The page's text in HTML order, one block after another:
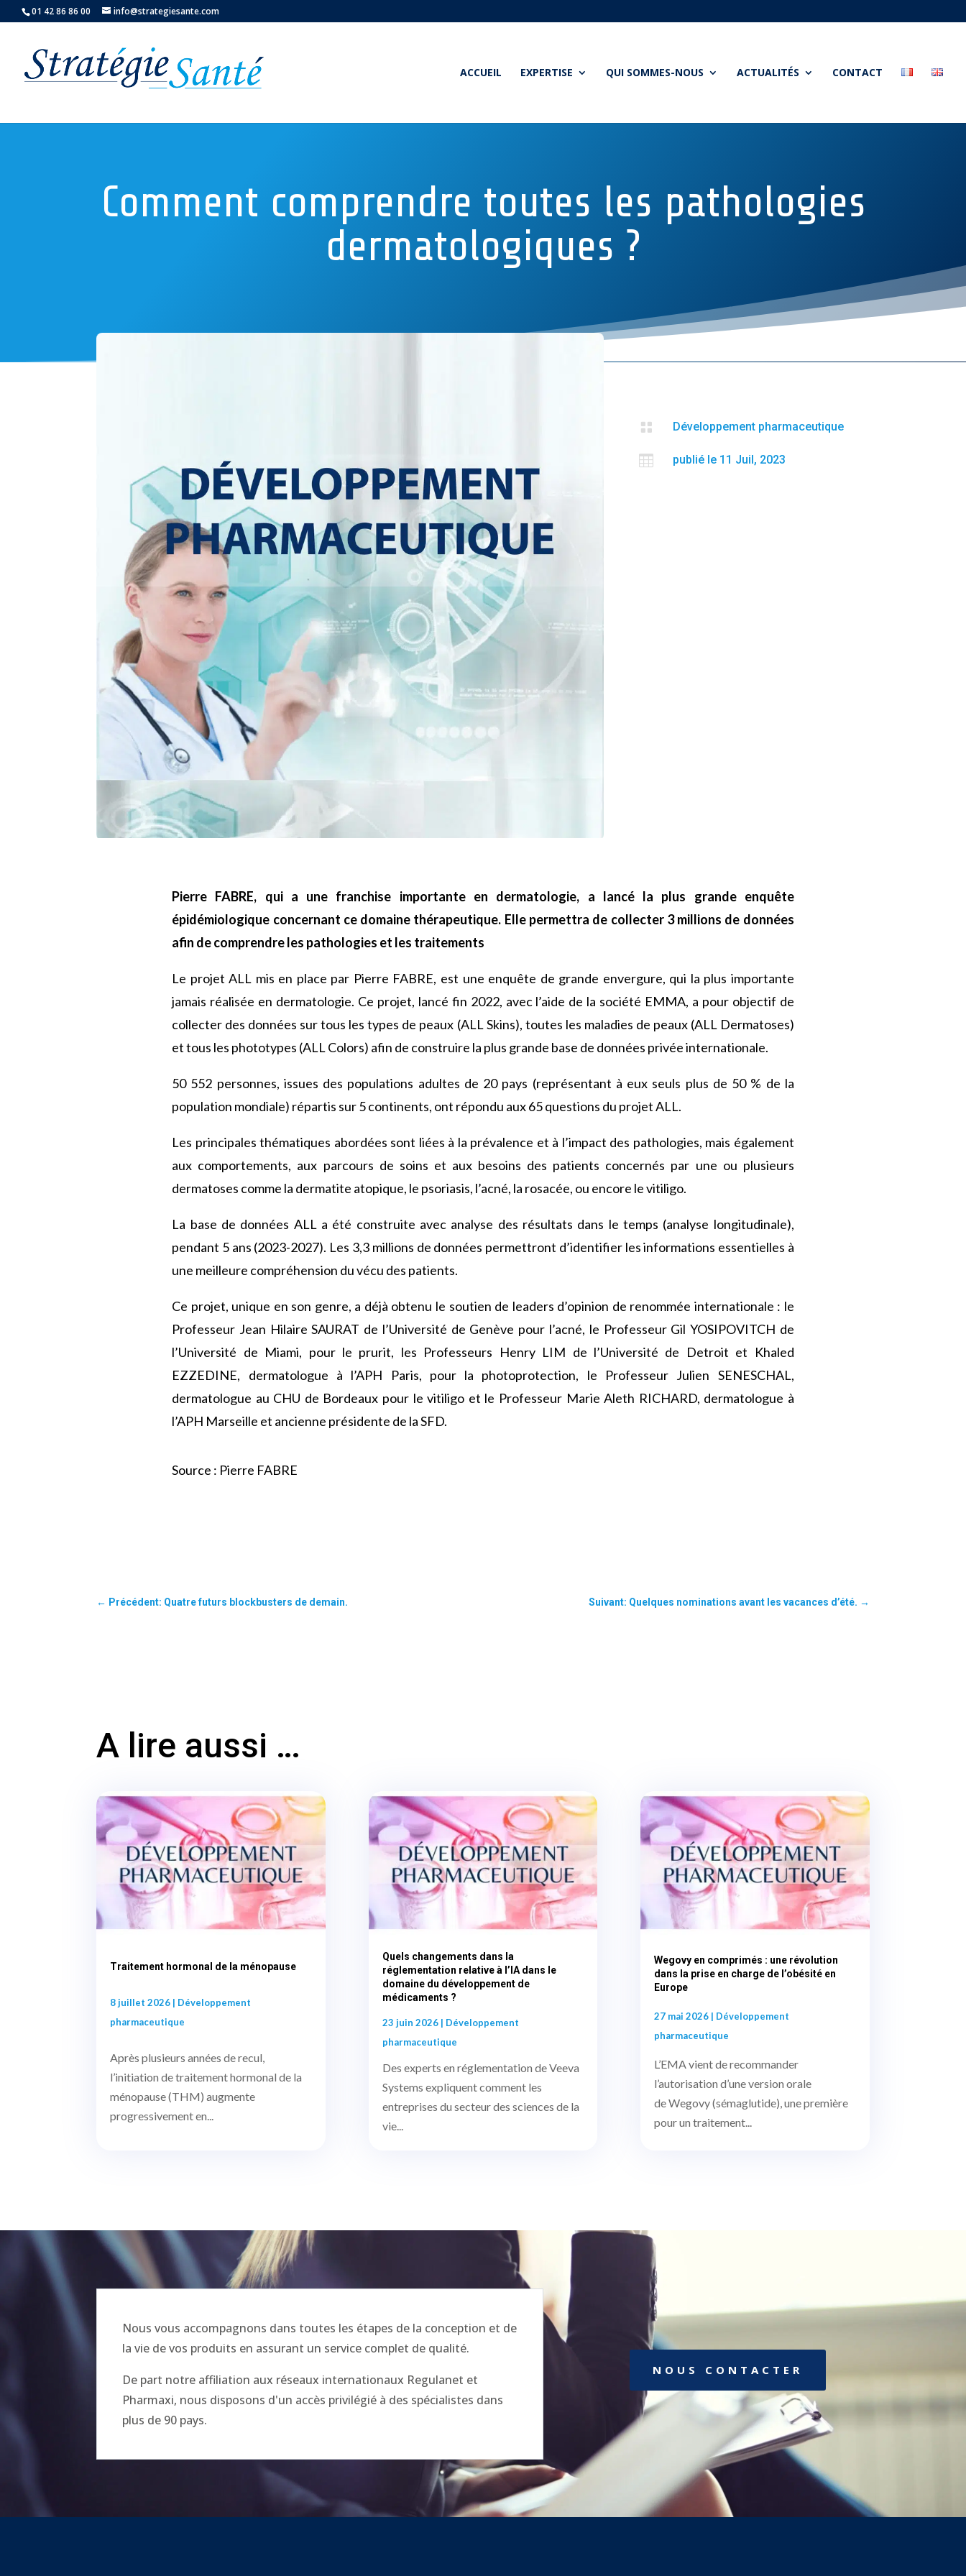
01 42 86 86 00 info@strategiesante.com
ACCUEIL EXPERTISE QUI SOMMES-NOUS ACTUALITÉS CONTACT
Comment comprendre toutes les pathologies
dermatologiques ?
 Développement pharmaceutique
 publié le 11 Juil, 2023
Pierre FABRE, qui a une franchise importante en dermatologie, a lancé la plus grande enquête
épidémiologique concernant ce domaine thérapeutique. Elle permettra de collecter 3 millions de données
afin de comprendre les pathologies et les traitements
Le projet ALL mis en place par Pierre FABRE, est une enquête de grande envergure, qui la plus importante
jamais réalisée en dermatologie. Ce projet, lancé fin 2022, avec l’aide de la société EMMA, a pour objectif de
collecter des données sur tous les types de peaux (ALL Skins), toutes les maladies de peaux (ALL Dermatoses)
et tous les phototypes (ALL Colors) afin de construire la plus grande base de données privée internationale.
50 552 personnes, issues des populations adultes de 20 pays (représentant à eux seuls plus de 50 % de la
population mondiale) répartis sur 5 continents, ont répondu aux 65 questions du projet ALL.
Les principales thématiques abordées sont liées à la prévalence et à l’impact des pathologies, mais également
aux comportements, aux parcours de soins et aux besoins des patients concernés par une ou plusieurs
dermatoses comme la dermatite atopique, le psoriasis, l’acné, la rosacée, ou encore le vitiligo.
La base de données ALL a été construite avec analyse des résultats dans le temps (analyse longitudinale),
pendant 5 ans (2023-2027). Les 3,3 millions de données permettront d’identifier les informations essentielles à
une meilleure compréhension du vécu des patients.
Ce projet, unique en son genre, a déjà obtenu le soutien de leaders d’opinion de renommée internationale : le
Professeur Jean Hilaire SAURAT de l’Université de Genève pour l’acné, le Professeur Gil YOSIPOVITCH de
l’Université de Miami, pour le prurit, les Professeurs Henry LIM de l’Université de Detroit et Khaled
EZZEDINE, dermatologue à l’APH Paris, pour la photoprotection, le Professeur Julien SENESCHAL,
dermatologue au CHU de Bordeaux pour le vitiligo et le Professeur Marie Aleth RICHARD, dermatologue à
l’APH Marseille et ancienne présidente de la SFD.
Source : Pierre FABRE
← Précédent: Quatre futurs blockbusters de demain. Suivant: Quelques nominations avant les vacances d’été. →
A lire aussi …
Traitement hormonal de la ménopause
8 juillet 2026 | Développement
pharmaceutique
Après plusieurs années de recul,
l’initiation de traitement hormonal de la
ménopause (THM) augmente
progressivement en...
Quels changements dans la
réglementation relative à l’IA dans le
domaine du développement de
médicaments ?
23 juin 2026| Développement
pharmaceutique
Des experts en réglementation de Veeva
Systems expliquent comment les
entreprises du secteur des sciences de la
vie...
Wegovy en comprimés : une révolution
dans la prise en charge de l’obésité en
Europe
27 mai 2026| Développement
pharmaceutique
L’EMA vient de recommander
l’autorisation d’une version orale
de Wegovy (sémaglutide), une première
pour un traitement...
Nous vous accompagnons dans toutes les étapes de la conception et de
la vie de vos produits en assurant un service complet de qualité.
De part notre affiliation aux réseaux internationaux Regulanet et
Pharmaxi, nous disposons d'un accès privilégié à des spécialistes dans
plus de 90 pays.
NOUS CONTACTER